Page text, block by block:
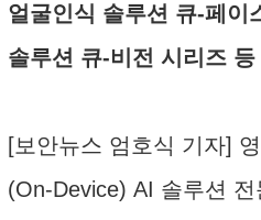
얼굴인식 솔루션 큐-페이
솔루션 큐-비전 시리즈 등
[보안뉴스 엄호식 기자]
(On-Device) AI 솔루션 전